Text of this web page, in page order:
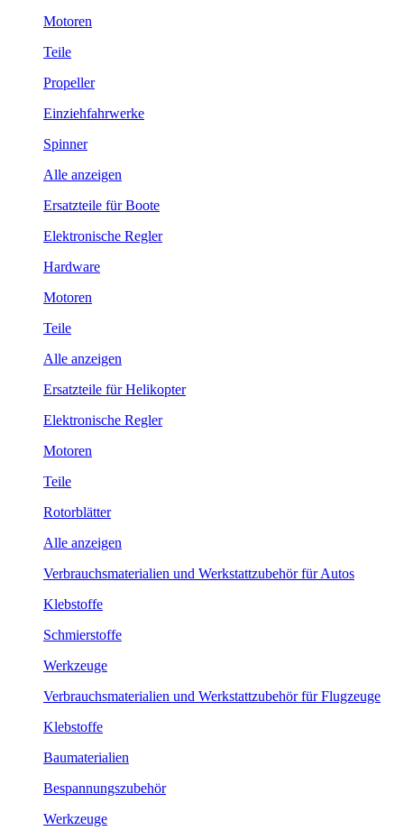
Motoren
Teile
Propeller
Einziehfahrwerke
Spinner
Alle anzeigen
Ersatzteile für Boote
Elektronische Regler
Hardware
Motoren
Teile
Alle anzeigen
Ersatzteile für Helikopter
Elektronische Regler
Motoren
Teile
Rotorblätter
Alle anzeigen
Verbrauchsmaterialien und Werkstattzubehör für Autos
Klebstoffe
Schmierstoffe
Werkzeuge
Verbrauchsmaterialien und Werkstattzubehör für Flugzeuge
Klebstoffe
Baumaterialien
Bespannungszubehör
Werkzeuge